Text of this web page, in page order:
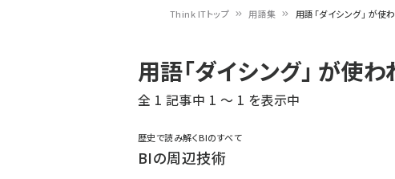
ン
く
ず
Think ITトップ 用語集 用語「ダイシング」 が
用語「ダイシング」 が使
全 1 記事中 1 ～ 1 を表示中
歴史で読み解くBIのすべて
BIの周辺技術